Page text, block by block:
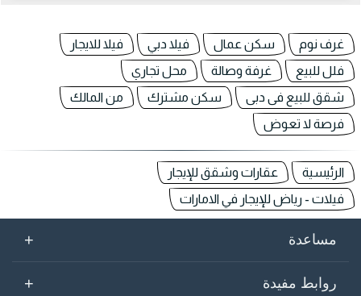
غرف نوم سكن عمال فيلا دبي
فيلا للايجار
فلل للبيع
غرفة وصالة
محل تجاري
شقق للبيع فى دبى
سكن مشترك
من المالك
فرصة لا تعوض
الرئيسية
عقارات وشقق للإيجار
فيلات - رياض للإيجار في الامارات
مساعدة +
روابط مفيدة +